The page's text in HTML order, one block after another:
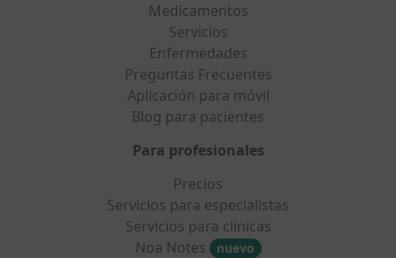
Medicamentos
Servicios
Enfermedades
Preguntas Frecuentes
Aplicación para móvil
Blog para pacientes
Para profesionales
Precios
Servicios para especialistas
Servicios para clínicas
Noa Notes
nuevo